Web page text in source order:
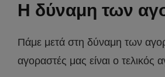
Η δύναμη των
Πάμε μετά στη δύναμη των
αγοραστές μας είναι ο τελικός